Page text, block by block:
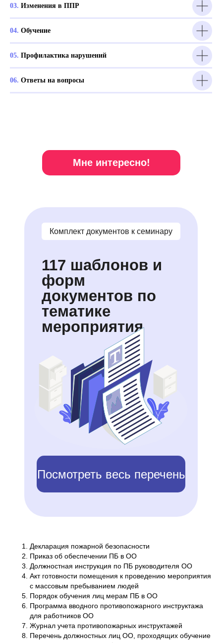
03. Изменения в ППР
04. Обучение
05. Профилактика нарушений
06. Ответы на вопросы
Мне интересно!
117 шаблонов и
форм
документов по
тематике
мероприятия
Комплект документов к семинару
Посмотреть весь перечень
Декларация пожарной безопасности
Приказ об обеспечении ПБ в ОО
Должностная инструкция по ПБ руководителя ОО
Акт готовности помещения к проведению мероприятия
с массовым пребыванием людей
Порядок обучения лиц мерам ПБ в ОО
Программа вводного противопожарного инструктажа
для работников ОО
Журнал учета противопожарных инструктажей
Перечень должностных лиц ОО, проходящих обучение